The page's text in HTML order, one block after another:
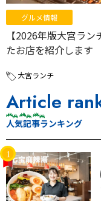
グルメ情報
【2026年版大宮ラ
たお店を紹介します
大宮ランチ
Article
人気記事ランキング